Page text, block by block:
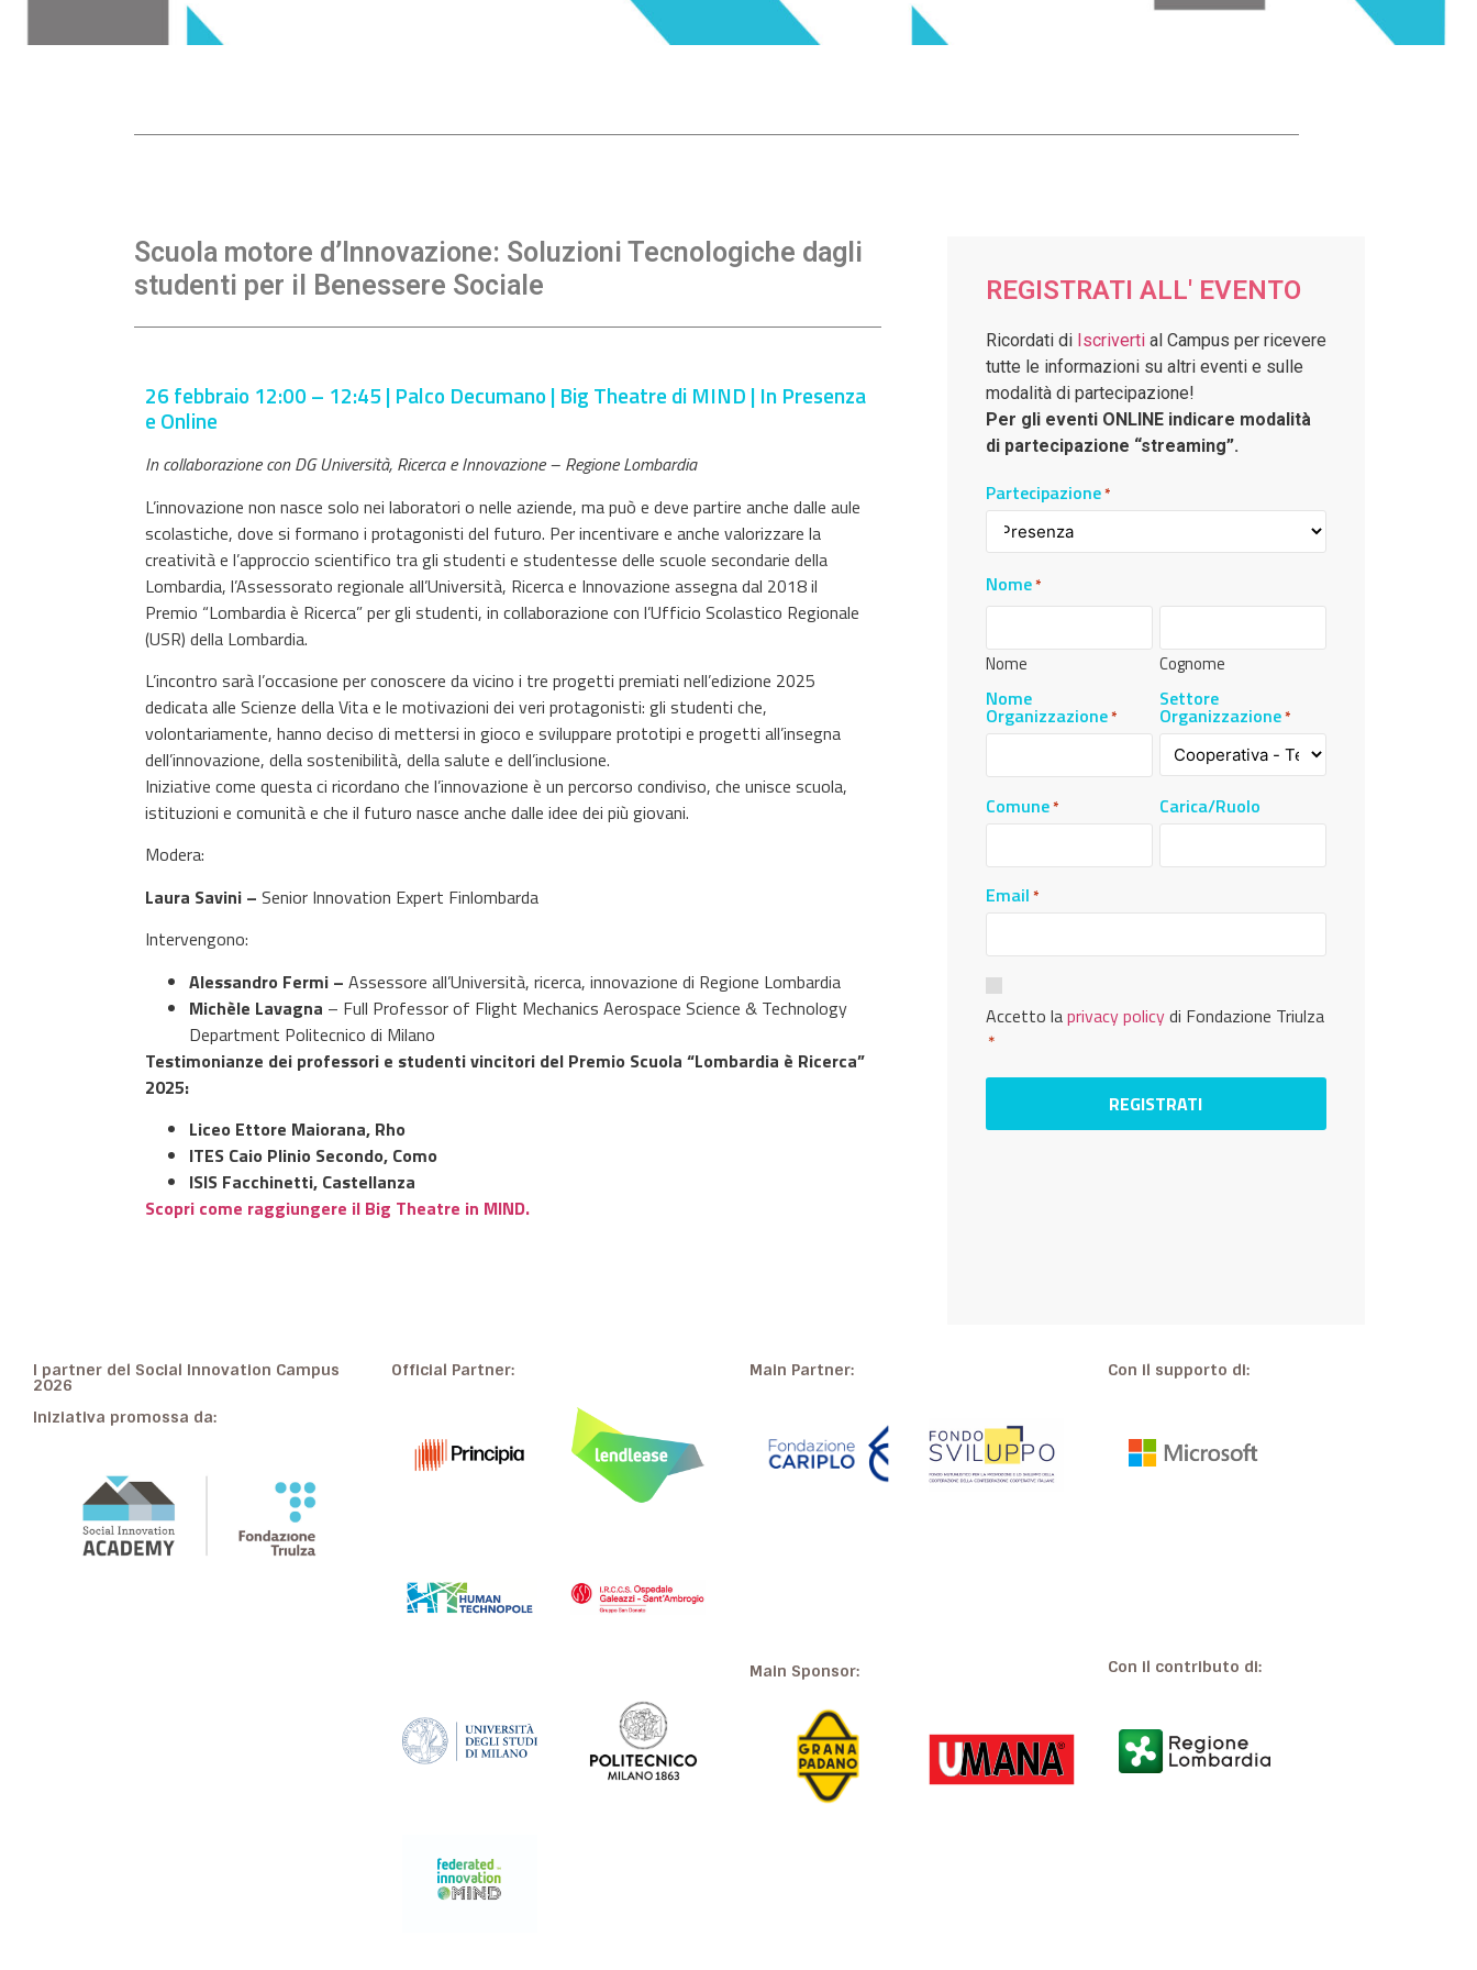
Scuola motore d’Innovazione: Soluzioni Tecnologiche dagli
studenti per il Benessere Sociale
26 febbraio 12:00 – 12:45 | Palco Decumano | Big Theatre di MIND | In Presenza
e Online
In collaborazione con DG Università, Ricerca e Innovazione – Regione Lombardia
L’innovazione non nasce solo nei laboratori o nelle aziende, ma può e deve partire anche dalle aule
scolastiche, dove si formano i protagonisti del futuro. Per incentivare e anche valorizzare la
creatività e l’approccio scientifico tra gli studenti e studentesse delle scuole secondarie della
Lombardia, l’Assessorato regionale all’Università, Ricerca e Innovazione assegna dal 2018 il
Premio “Lombardia è Ricerca” per gli studenti, in collaborazione con l’Ufficio Scolastico Regionale
(USR) della Lombardia.
L’incontro sarà l’occasione per conoscere da vicino i tre progetti premiati nell’edizione 2025
dedicata alle Scienze della Vita e le motivazioni dei veri protagonisti: gli studenti che,
volontariamente, hanno deciso di mettersi in gioco e sviluppare prototipi e progetti all’insegna
dell’innovazione, della sostenibilità, della salute e dell’inclusione.
Iniziative come questa ci ricordano che l’innovazione è un percorso condiviso, che unisce scuola,
istituzioni e comunità e che il futuro nasce anche dalle idee dei più giovani.
Modera:
Laura Savini – Senior Innovation Expert Finlombarda
Intervengono:
Alessandro Fermi – Assessore all’Università, ricerca, innovazione di Regione Lombardia
Michèle Lavagna – Full Professor of Flight Mechanics Aerospace Science & Technology
Department Politecnico di Milano
Testimonianze dei professori e studenti vincitori del Premio Scuola “Lombardia è Ricerca”
2025:
Liceo Ettore Maiorana, Rho
ITES Caio Plinio Secondo, Como
ISIS Facchinetti, Castellanza
Scopri come raggiungere il Big Theatre in MIND.
REGISTRATI ALL' EVENTO
Ricordati di Iscrivertial Campus per ricevere
tutte le informazioni su altri eventi e sulle
modalità di partecipazione!
Per gli eventi ONLINE indicare modalità
di partecipazione “streaming”.
Partecipazione*
Nome*
Nome Cognome
Nome
Organizzazione*
Settore
Organizzazione*
Comune* Carica/Ruolo
Email *
Consenso
Privacy
*
Accetto laprivacy policydi Fondazione Triulza
*
I partner del Social Innovation Campus
2026
Iniziativa promossa da:
Official Partner: Main Partner:
Main Sponsor:
Con il supporto di:
Con il contributo di: